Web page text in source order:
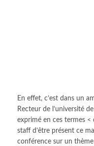
En effet, c’est dans un
Recteur de l’université
exprimé en ces termes <
staff d’être présent ce
conférence sur un